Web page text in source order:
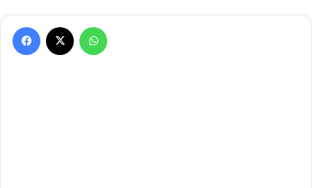
Facebook